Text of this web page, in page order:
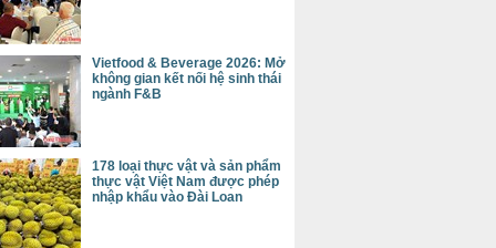
Vietfood & Beverage 2026: Mở
không gian kết nối hệ sinh thái
ngành F&B
178 loại thực vật và sản phẩm
thực vật Việt Nam được phép
nhập khẩu vào Đài Loan